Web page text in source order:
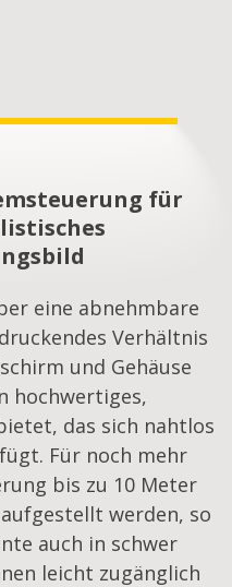
für
eine abnehmbare
Verhältnis
und Gehäuse
hochwertiges,
das sich nahtlos
Für noch mehr
bis zu 10 Meter
werden, so
auch in schwer
leicht zugänglich